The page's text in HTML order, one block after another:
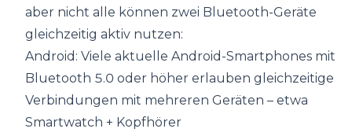
aber nicht alle können zwei Bluetooth-Geräte
gleichzeitig aktiv nutzen:
Android: Viele aktuelle Android-Smartphones mit
Bluetooth 5.0 oder höher erlauben gleichzeitige
Verbindungen mit mehreren Geräten – etwa
Smartwatch + Kopfhörer